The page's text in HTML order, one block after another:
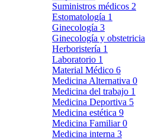
Suministros médicos 2
Estomatología 1
Ginecología 3
Ginecología y obstetricia
Herboristería 1
Laboratorio 1
Material Médico 6
Medicina Alternativa 0
Medicina del trabajo 1
Medicina Deportiva 5
Medicina estética 9
Medicina Familiar0
Medicina interna 3